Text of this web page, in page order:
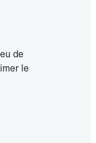
de
le